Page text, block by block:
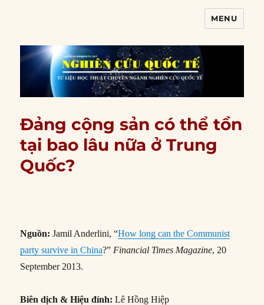
MENU
Đảng cộng sản có thể tồn
tại bao lâu nữa ở Trung
Quốc?
Nguồn: Jamil Anderlini, “How long can the Communist
party survive in China?”Financial Times Magazine, 20
September 2013.
Biên dịch & Hiệu đính: Lê Hồng Hiệp